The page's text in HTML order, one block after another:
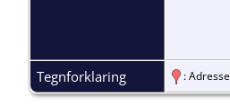
Tegnforklaring :